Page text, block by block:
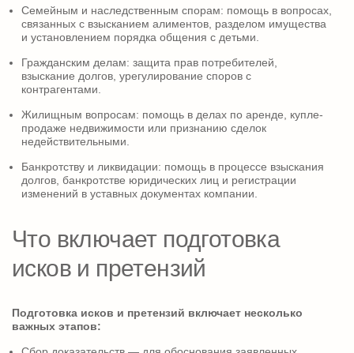
Семейным и наследственным спорам: помощь в вопросах,
связанных с взысканием алиментов, разделом имущества
и установлением порядка общения с детьми.
Гражданским делам: защита прав потребителей,
взыскание долгов, урегулирование споров с
контрагентами.
Жилищным вопросам: помощь в делах по аренде, купле-
продаже недвижимости или признанию сделок
недействительными.
Банкротству и ликвидации: помощь в процессе взыскания
долгов, банкротстве юридических лиц и регистрации
изменений в уставных документах компании.
Что включает подготовка
исков и претензий
Подготовка исков и претензий включает несколько
важных этапов: